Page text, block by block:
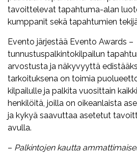
tavoittelevat tapahtuma-alan
kumppanit sekä tapahtumien
Evento järjestää Evento Awards –
tunnustuspalkintokilpailun
arvostusta ja näkyvyyttä
tarkoituksena on toimia
kilpailulle ja palkita vuosittain
henkilöitä, joilla on oikeanlaista
ja kykyä saavuttaa asetetut
avulla.
– Palkintojen kautta